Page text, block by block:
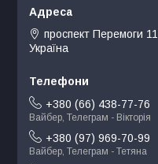
проспект Перемоги
Україна
+380 (66) 438-77-76
Вайбер, Телеграм - Вікторія
+380 (97) 969-70-99
Вайбер, Телеграм - Тетяна